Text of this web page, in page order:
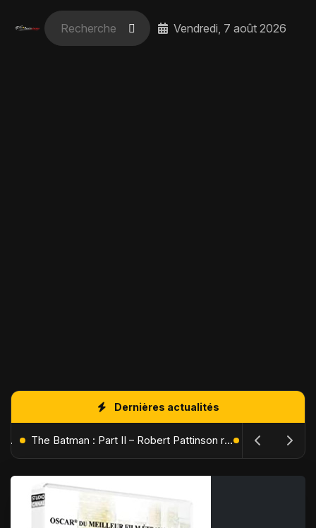
Vendredi, 7 août 2026
Dernières actualités
L'Âge de Glace : Le Réveil du Volcan – Manny, Sid et Diego de retour pour une aventure explosive The Batman : Part II – Robert Pattinson replonge dans les ténèbres de Gotham dès octobre 2027